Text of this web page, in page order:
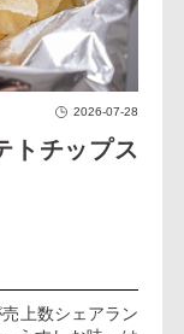
2026-07-28
チップス
上数シェアラン